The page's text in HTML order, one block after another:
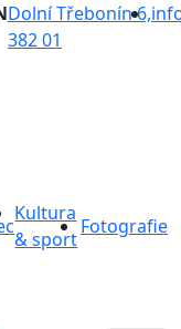
Dolní Třebonín 6,
382 01
Kultura
& sport
Fotografie